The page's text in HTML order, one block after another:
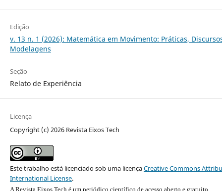
Edição
v. 13 n. 1 (2026): Matemática em Movimento: Práticas,
Modelagens
Seção
Relato de Experiência
Licença
Copyright (c) 2026 Revista Eixos Tech
Este trabalho está licenciado sob uma licençaCreative Commons
International License.
A Revista Eixos Tech é um periódico científico de acesso aberto e gratuito.